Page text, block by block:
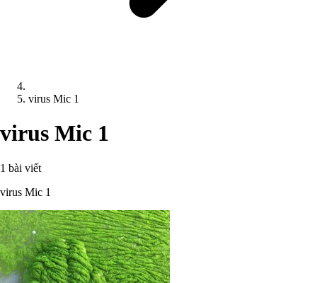
virus Mic 1
virus Mic 1
1 bài viết
virus Mic 1